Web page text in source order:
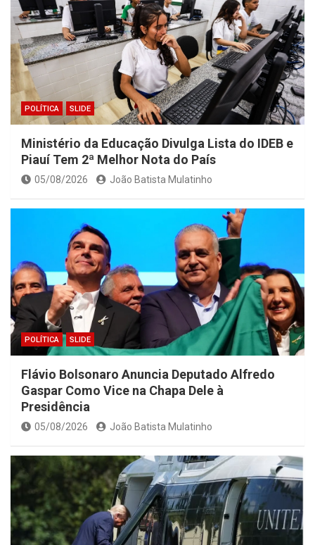
POLÍTICA SLIDE
Ministério da Educação Divulga Lista do IDEB e
Piauí Tem 2ª Melhor Nota do País
05/08/2026 João Batista Mulatinho
POLÍTICA SLIDE
Flávio Bolsonaro Anuncia Deputado Alfredo
Gaspar Como Vice na Chapa Dele à
Presidência
05/08/2026 João Batista Mulatinho